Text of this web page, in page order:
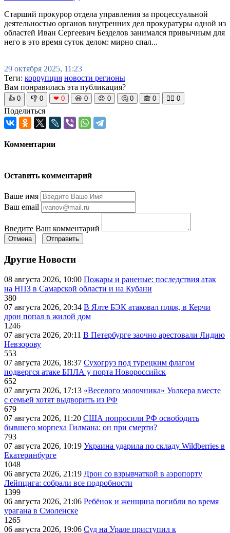
Старший прокурор отдела управления за процессуальной
деятельностью органов внутренних дел прокуратуры одной из
областей Иван Сергеевич Безделов занимался привычным для
него в это время суток делом: мирно спал...
29 октября 2025, 11:23
Теги: коррупция новости регионы
Вам понравилась эта публикация?
👍 0 👎 0 ❤ 0 😆 0 😡 0 🤔 0 🙈 0 🧘‍♀️ 0
Поделиться
Комментарии
Оставить комментарий
Ваше имя
Ваш email
Введите Ваш комментарий
Отмена Отправить
Другие Новости
08 августа 2026, 10:00 Пожары и раненые: последствия атак
на НПЗ в Самарской области и на Кубани
380
07 августа 2026, 20:34 В Ялте БЭК атаковал пляж, в Керчи
дрон попал в жилой дом
1246
07 августа 2026, 20:11 В Петербурге заочно арестовали Лидию
Невзорову
553
07 августа 2026, 18:37 Сухогруз под турецким флагом
подвергся атаке БПЛА у порта Новороссийск
652
07 августа 2026, 17:13 «Веселого молочника» Уолкера вместе
с семьей хотят выдворить из РФ
679
07 августа 2026, 11:20 США попросили РФ освободить
бывшего морпеха Гилмана: он при смерти?
793
07 августа 2026, 10:19 Украина ударила по складу Wildberries в
Екатеринбурге
1048
06 августа 2026, 21:19 Дрон со взрывчаткой в аэропорту
Лейпцига: собрали все подробности
1399
06 августа 2026, 21:06 Ребёнок и женщина погибли во время
урагана в Смоленске
1265
06 августа 2026, 19:06 Суд на Урале приступил к